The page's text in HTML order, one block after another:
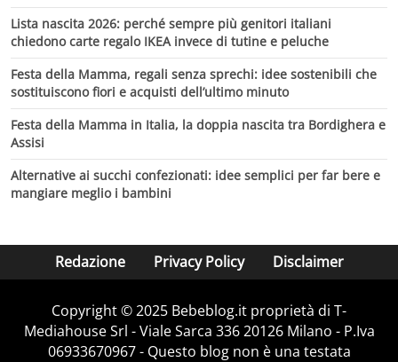
Lista nascita 2026: perché sempre più genitori italiani
chiedono carte regalo IKEA invece di tutine e peluche
Festa della Mamma, regali senza sprechi: idee sostenibili che
sostituiscono fiori e acquisti dell’ultimo minuto
Festa della Mamma in Italia, la doppia nascita tra Bordighera e
Assisi
Alternative ai succhi confezionati: idee semplici per far bere e
mangiare meglio i bambini
Redazione Privacy Policy Disclaimer
Copyright © 2025 Bebeblog.it proprietà di T-
Mediahouse Srl - Viale Sarca 336 20126 Milano - P.Iva
06933670967 - Questo blog non è una testata